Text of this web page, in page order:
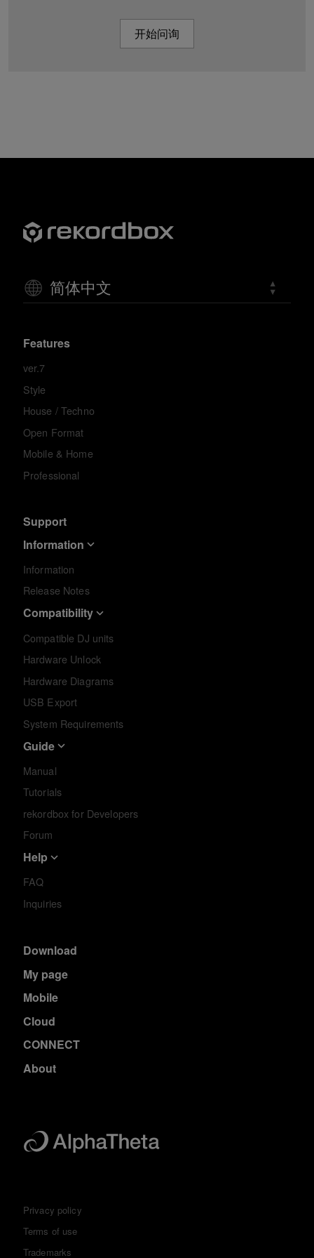
开始问询
简体中文
Features
ver.7
Style
House / Techno
Open Format
Mobile & Home
Professional
Support
Information
Information
Release Notes
Compatibility
Compatible DJ units
Hardware Unlock
Hardware Diagrams
USB Export
System Requirements
Guide
Manual
Tutorials
rekordbox for Developers
Forum
Help
FAQ
Inquiries
Download
My page
Mobile
Cloud
CONNECT
About
Privacy policy
Terms of use
Trademarks